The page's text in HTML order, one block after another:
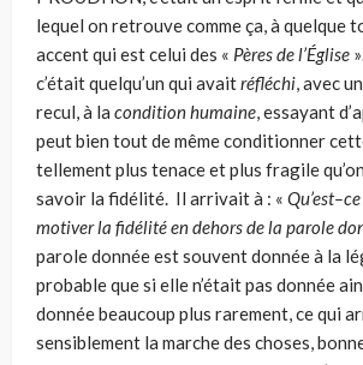
lequel on retrouve comme ça, à quelque
accent qui est celui des « Pères de l’Église
c’était quelqu’un qui avaitréfléchi, avec
recul, à la condition humaine, essayant
peut bien tout de même conditionner
tellement plus tenace et plus fragile
savoir la fidélité. Il arrivait à : «
motiver la fidélité en dehors de la parole
parole donnée est souvent donnée à la
probable que si elle n’était pas donnée
donnée beaucoup plus rarement, ce qui
sensiblement la marche des choses,